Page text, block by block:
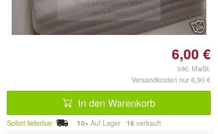
Doppelt antippen zum
vergrößern
6,00 €
inkl. MwSt.
Versandkosten nur 6,90 €
In den Warenkorb
Sofort lieferbar 10+ Auf Lager 16 verkauft